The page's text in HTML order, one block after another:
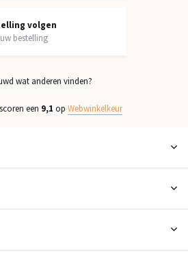
volgen
bestelling
wat anderen vinden?
een 9,1 op Webwinkelkeur